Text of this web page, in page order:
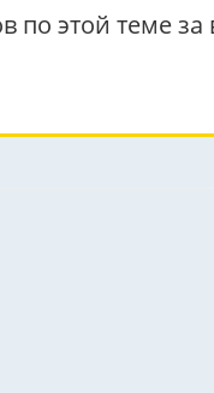
по этой теме